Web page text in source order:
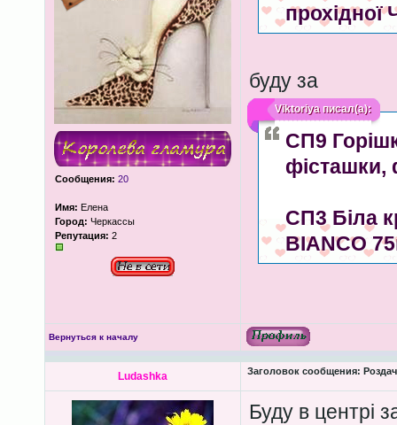
Сообщения: 20
Имя: Елена
Город: Черкассы
Репутация: 2
прохідної
буду за
Viktoriyaписал(а):
СП9
фісташки,
СП3 Біла
BIANCO
Вернуться к началу
Ludashka Заголовок сообщения:
Буду в центрі